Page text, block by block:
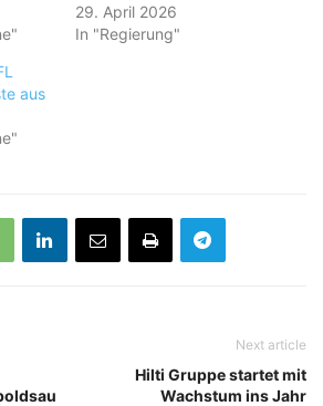
29. April 2026
In "Regierung"
aus
Next article
Hilti Gruppe startet mit
Wachstum ins Jahr